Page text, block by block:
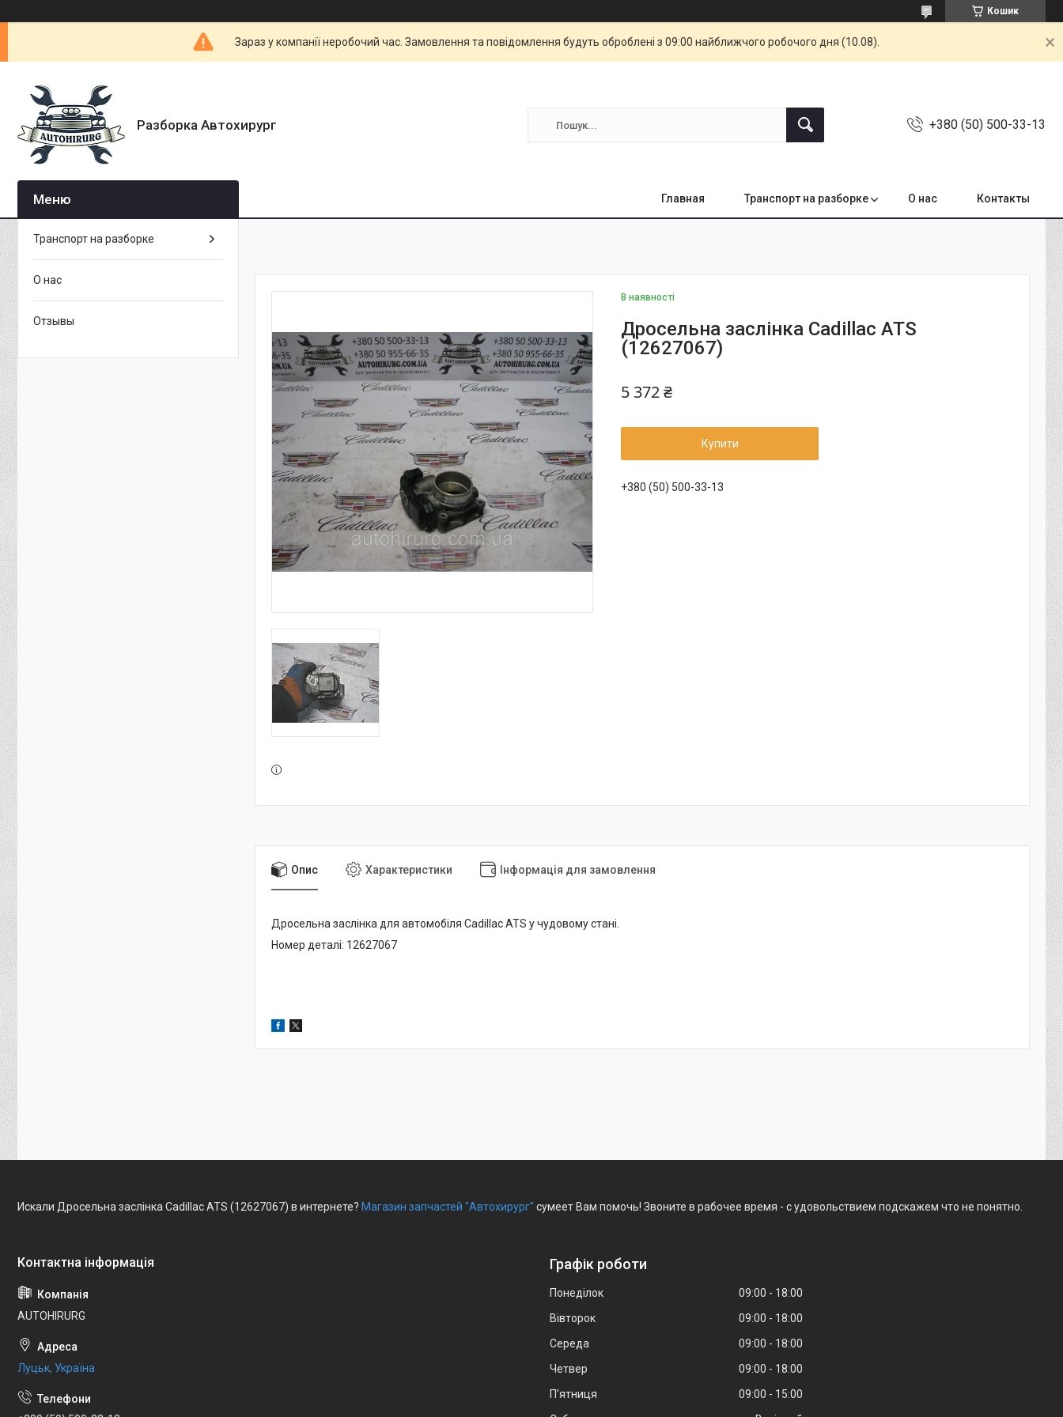
Кошик
Зараз у компанії неробочий час. Замовлення та повідомлення будуть оброблені з 09:00 найближчого робочого дня (10.08).
Разборка Автохирург +380 (50) 500-33-13
Главная Транспорт на разборке О нас Контакты
В наявності
Дросельна заслінка Cadillac ATS
(12627067)
5 372 ₴
Купити
+380 (50) 500-33-13
Опис Характеристики Інформація для замовлення
Дросельна заслінка для автомобіля Cadillac ATS у чудовому стані.
Номер деталі: 12627067
Транспорт на разборке
О нас
Отзывы
Искали Дросельна заслінка Cadillac ATS (12627067) в интернете? Магазин запчастей "Автохирург" сумеет Вам помочь! Звоните в рабочее время - с удовольствием подскажем что не понятно.
AUTOHIRURG
Луцьк, Україна
Графік роботи
Понеділок 09:00
18:00
Вівторок
09:00
18:00
Середа
09:00
18:00
Четвер
09:00
18:00
Пʼятниця
09:00
15:00